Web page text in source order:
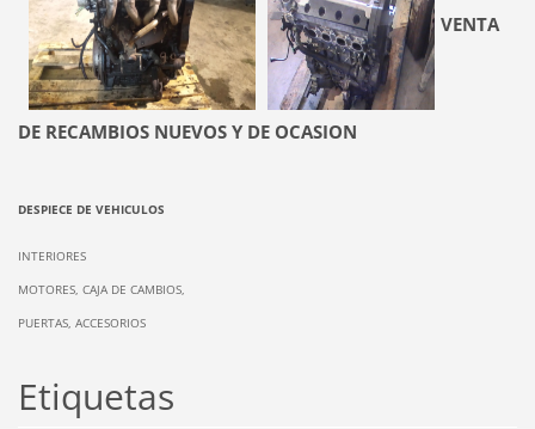
VENTA
DE RECAMBIOS NUEVOS Y DE OCASION
DESPIECE DE VEHICULOS
INTERIORES
MOTORES, CAJA DE CAMBIOS,
PUERTAS, ACCESORIOS
Etiquetas